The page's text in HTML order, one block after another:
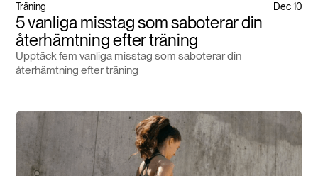
Träning Dec 10
5 vanliga misstag som saboterar din
återhämtning efter träning
Upptäck fem vanliga misstag som saboterar din
återhämtning efter träning